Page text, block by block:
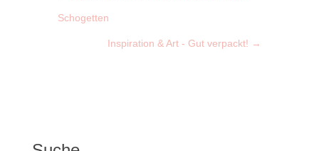
Schogetten
Inspiration & Art - Gut verpackt! →